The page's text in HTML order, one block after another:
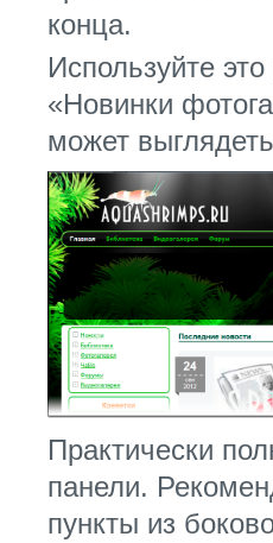
конца.
Используйте
«Новинки
может
Практически
панели.
пункты из